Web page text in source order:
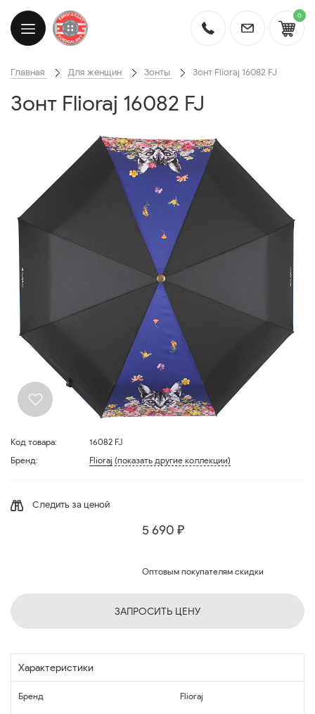
0
Главная Для женщин Зонты Зонт Flioraj 16082 FJ
Зонт Flioraj 16082 FJ
Код товара:
16082 FJ
Бренд:
Flioraj (показать другие коллекции)
Следить за ценой
5 690 ₽
Оптовым покупателям скидки
ЗАПРОСИТЬ ЦЕНУ
Характеристики
Бренд Flioraj